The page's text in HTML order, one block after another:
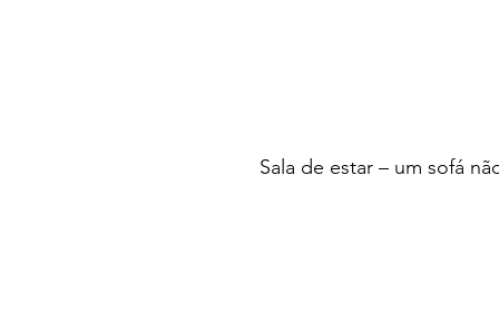
Sala de estar – um sofá